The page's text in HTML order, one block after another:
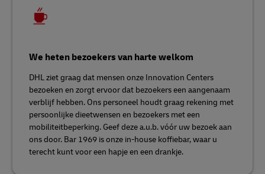
We heten bezoekers van harte welkom
DHL ziet graag dat mensen onze Innovation Centers
bezoeken en zorgt ervoor dat bezoekers een aangenaam
verblijf hebben. Ons personeel houdt graag rekening met
persoonlijke dieetwensen en bezoekers met een
mobiliteitbeperking. Geef deze a.u.b. vóór uw bezoek aan
ons door. Bar 1969 is onze in-house koffiebar, waar u
terecht kunt voor een hapje en een drankje.